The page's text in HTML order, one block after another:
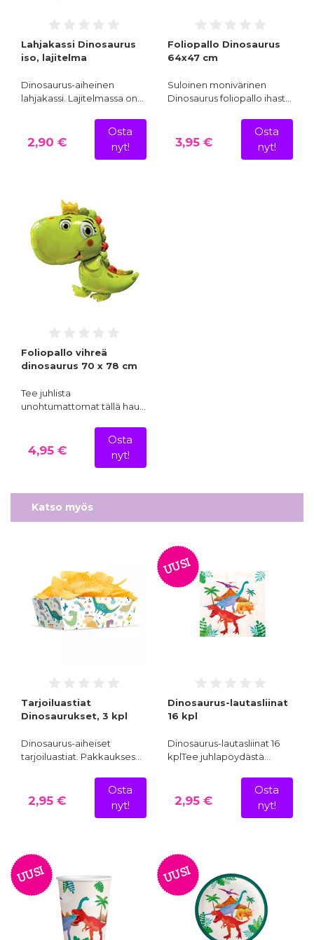
Lahjakassi Dinosaurus
iso, lajitelma
Dinosaurus-aiheinen
lahjakassi. Lajitelmassa on…
2,90 €
Osta
nyt!
Foliopallo Dinosaurus
64x47 cm
Suloinen monivärinen
Dinosaurus foliopallo ihast…
3,95 €
Osta
nyt!
Foliopallo vihreä
dinosaurus 70 x 78 cm
Tee juhlista
unohtumattomat tällä hau…
4,95 €
Osta
nyt!
Katso myös
Tarjoiluastiat
Dinosaurukset, 3 kpl
Dinosaurus-aiheiset
tarjoiluastiat. Pakkaukses…
2,95 €
Osta
nyt!
UUSI
Dinosaurus-lautasliinat
16 kpl
Dinosaurus-lautasliinat 16
kplTee juhlapöydästä…
2,95 €
Osta
nyt!
UUSI UUSI